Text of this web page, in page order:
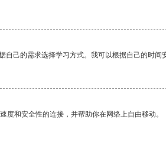
己的需求选择学习方式。我可以根据自己的时间
度和安全性的连接，并帮助你在网络上自由移动。